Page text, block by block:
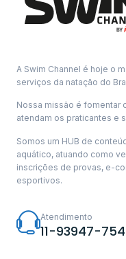
A Swim Channel é hoje o
serviços da natação do
Nossa missão é
atendam os praticantes e
Somos um HUB de
aquático, atuando como
inscrições de provas, e-
esportivos.
Atendimento
11-93947-